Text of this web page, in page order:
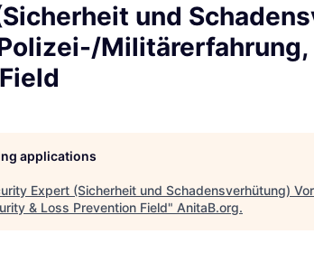
und
Militärerfahrung,
applications
Expert (Sicherheit und Schadensverhütung)
& Loss Prevention Field" AnitaB.org.